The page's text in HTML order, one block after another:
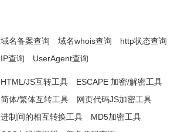
域名备案查询 域名whois查询
http状态查询
IP查询
UserAgent查询
HTML/JS互转工具
ESCAPE 加密/解密工具
简体/繁体互转工具
网页代码JS加密工具
进制间的相互转换工具
MD5加密工具